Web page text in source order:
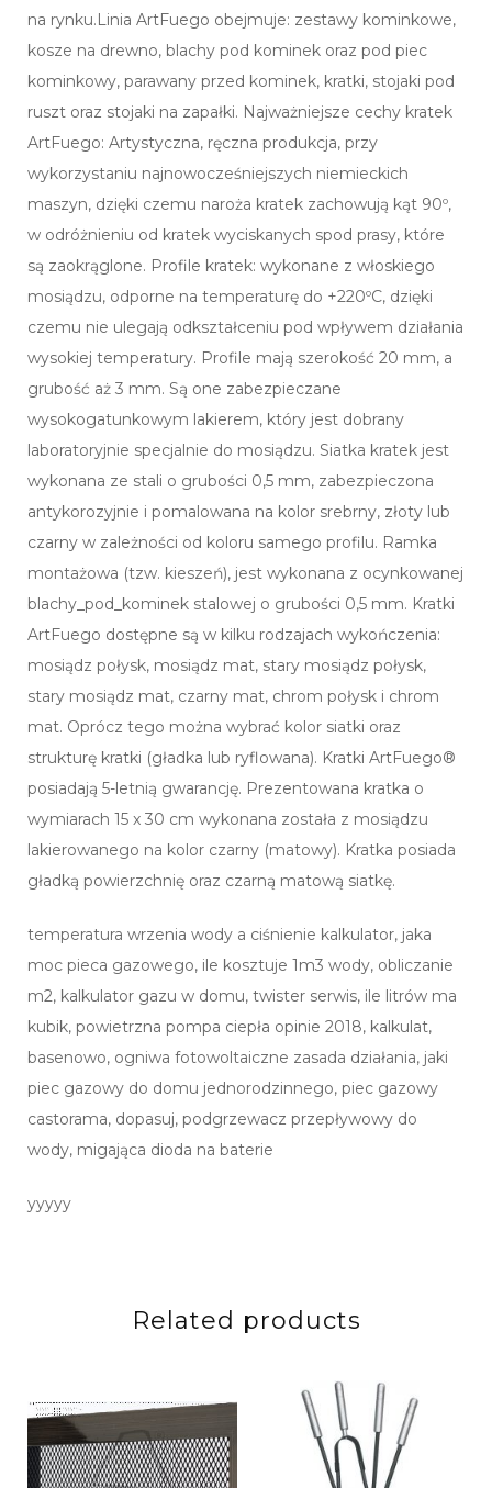
na rynku.Linia ArtFuego obejmuje: zestawy kominkowe,
kosze na drewno, blachy pod kominek oraz pod piec
kominkowy, parawany przed kominek, kratki, stojaki pod
ruszt oraz stojaki na zapałki. Najważniejsze cechy kratek
ArtFuego: Artystyczna, ręczna produkcja, przy
wykorzystaniu najnowocześniejszych niemieckich
maszyn, dzięki czemu naroża kratek zachowują kąt 90º,
w odróżnieniu od kratek wyciskanych spod prasy, które
są zaokrąglone. Profile kratek: wykonane z włoskiego
mosiądzu, odporne na temperaturę do +220ºC, dzięki
czemu nie ulegają odkształceniu pod wpływem działania
wysokiej temperatury. Profile mają szerokość 20 mm, a
grubość aż 3 mm. Są one zabezpieczane
wysokogatunkowym lakierem, który jest dobrany
laboratoryjnie specjalnie do mosiądzu. Siatka kratek jest
wykonana ze stali o grubości 0,5 mm, zabezpieczona
antykorozyjnie i pomalowana na kolor srebrny, złoty lub
czarny w zależności od koloru samego profilu. Ramka
montażowa (tzw. kieszeń), jest wykonana z ocynkowanej
blachy_pod_kominek stalowej o grubości 0,5 mm. Kratki
ArtFuego dostępne są w kilku rodzajach wykończenia:
mosiądz połysk, mosiądz mat, stary mosiądz połysk,
stary mosiądz mat, czarny mat, chrom połysk i chrom
mat. Oprócz tego można wybrać kolor siatki oraz
strukturę kratki (gładka lub ryflowana). Kratki ArtFuego®
posiadają 5-letnią gwarancję. Prezentowana kratka o
wymiarach 15 x 30 cm wykonana została z mosiądzu
lakierowanego na kolor czarny (matowy). Kratka posiada
gładką powierzchnię oraz czarną matową siatkę.
temperatura wrzenia wody a ciśnienie kalkulator, jaka
moc pieca gazowego, ile kosztuje 1m3 wody, obliczanie
m2, kalkulator gazu w domu, twister serwis, ile litrów ma
kubik, powietrzna pompa ciepła opinie 2018, kalkulat,
basenowo, ogniwa fotowoltaiczne zasada działania, jaki
piec gazowy do domu jednorodzinnego, piec gazowy
castorama, dopasuj, podgrzewacz przepływowy do
wody, migająca dioda na baterie
yyyyy
Related products